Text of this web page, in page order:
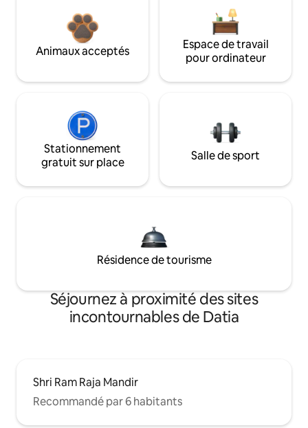
Animaux acceptés
Espace de travail
pour ordinateur
Stationnement
gratuit sur place
Salle de sport
Résidence de tourisme
Séjournez à proximité des sites
incontournables de Datia
Shri Ram Raja Mandir
Recommandé par 6 habitants